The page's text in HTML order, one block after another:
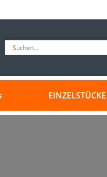
EINZELSTÜCKE